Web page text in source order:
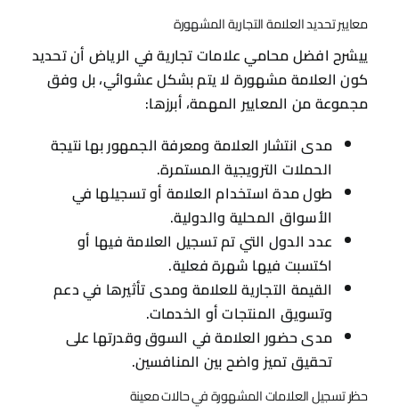
معايير تحديد العلامة التجارية المشهورة
ييشرح افضل محامي علامات تجارية في الرياض أن تحديد
كون العلامة مشهورة لا يتم بشكل عشوائي، بل وفق
مجموعة من المعايير المهمة، أبرزها:
مدى انتشار العلامة ومعرفة الجمهور بها نتيجة
الحملات الترويجية المستمرة.
طول مدة استخدام العلامة أو تسجيلها في
الأسواق المحلية والدولية.
عدد الدول التي تم تسجيل العلامة فيها أو
اكتسبت فيها شهرة فعلية.
القيمة التجارية للعلامة ومدى تأثيرها في دعم
وتسويق المنتجات أو الخدمات.
مدى حضور العلامة في السوق وقدرتها على
تحقيق تميز واضح بين المنافسين.
حظر تسجيل العلامات المشهورة في حالات معينة